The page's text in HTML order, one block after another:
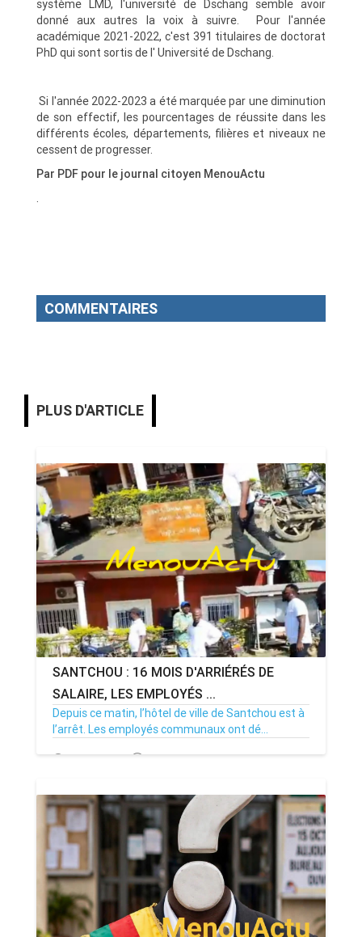
système LMD, l'université de Dschang semble avoir
donné aux autres la voix à suivre. Pour l'année
académique 2021-2022, c'est 391 titulaires de doctorat
PhD qui sont sortis de l' Université de Dschang.
Si l'année 2022-2023 a été marquée par une diminution
de son effectif, les pourcentages de réussite dans les
différents écoles, départements, filières et niveaux ne
cessent de progresser.
Par PDF pour le journal citoyen MenouActu
.
COMMENTAIRES
PLUS D'ARTICLE
SANTCHOU : 16 MOIS D'ARRIÉRÉS DE
SALAIRE, LES EMPLOYÉS ...
Depuis ce matin, l’hôtel de ville de Santchou est à
l’arrêt. Les employés communaux ont dé...
20/07/26 Par MenouActu 0